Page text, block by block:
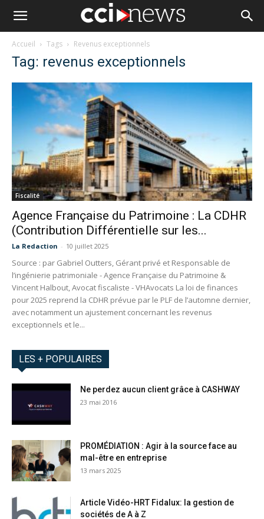
Accueil Tags Revenus exceptionnels
Tag: revenus exceptionnels
Fiscalité
Agence Française du Patrimoine : La CDHR
(Contribution Différentielle sur les...
La Redaction - 10 juillet 2025
Source : par Gabriel Outters, Gérant privé et Responsable de
l’ingénierie patrimoniale - Agence Française du Patrimoine &
Vincent Halbout, Avocat fiscaliste - VHAvocats La loi de finances
pour 2025 reprend la CDHR prévue par le PLF de l’automne dernier,
avec notamment un ajustement concernant les revenus
exceptionnels et le...
LES + POPULAIRES
Ne perdez aucun client grâce à CASHWAY
23 mai 2016
PROMÉDIATION : Agir à la source face au
mal-être en entreprise
13 mars 2025
Article Vidéo-HRT Fidalux: la gestion de
sociétés de A à Z